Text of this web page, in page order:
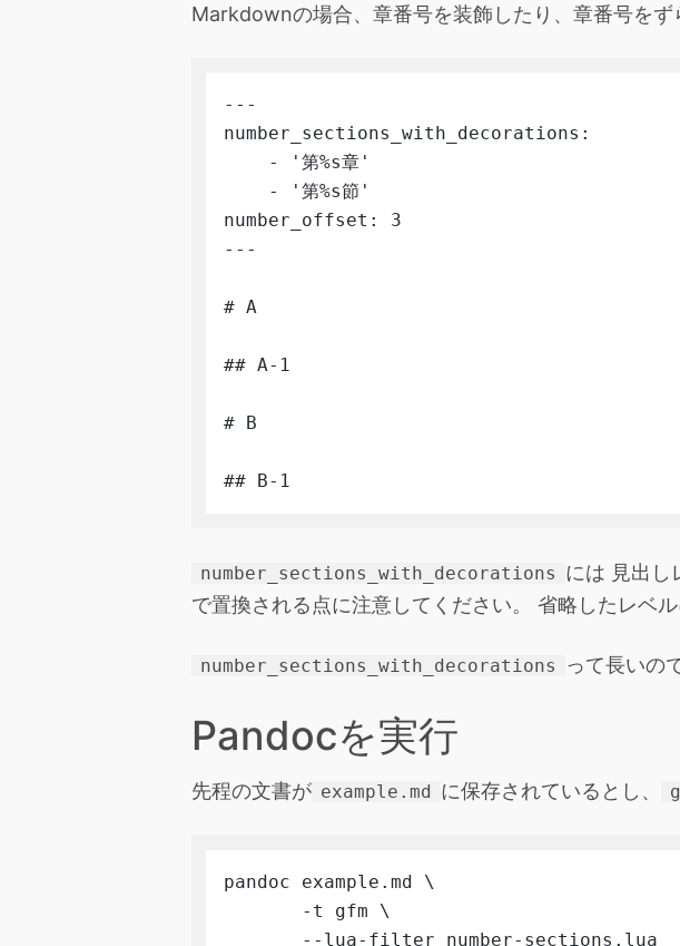
Markdownの場合、章番号を装飾したり、章番号を
---
number_sections_with_decorations:
    - '第%s章'
    - '第%s節'
number_offset: 3
---
# A
## A-1
# B
## B-1
number_sections_with_decorations には 見出し
で置換される点に注意してください。 省略したレベ
number_sections_with_decorations って長いの
Pandocを実行
先程の文書が example.md に保存されているとし、
pandoc example.md \
       -t gfm \
       --lua-filter number-sections.lua